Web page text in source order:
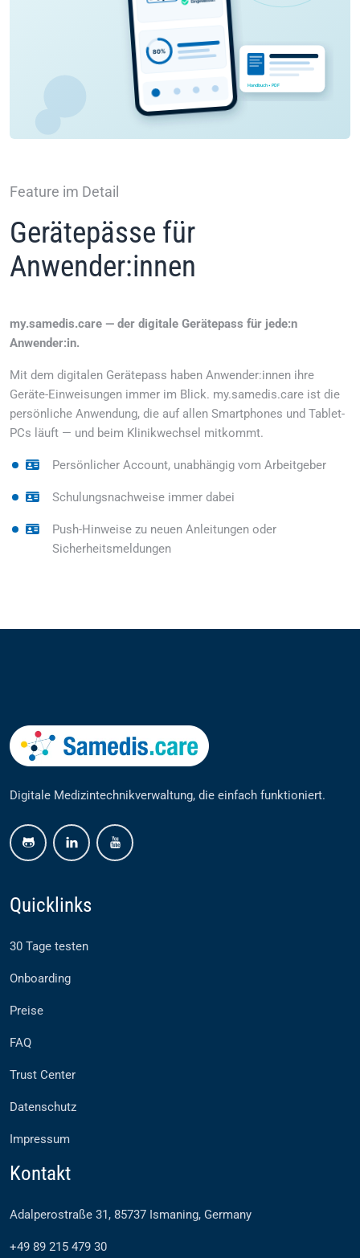
Feature im Detail
Gerätepässe für
Anwender:innen
my.samedis.care — der digitale Gerätepass für jede:n
Anwender:in.
Mit dem digitalen Gerätepass haben Anwender:innen ihre
Geräte-Einweisungen immer im Blick. my.samedis.care ist die
persönliche Anwendung, die auf allen Smartphones und Tablet-
PCs läuft — und beim Klinikwechsel mitkommt.
Persönlicher Account, unabhängig vom Arbeitgeber
Schulungsnachweise immer dabei
Push-Hinweise zu neuen Anleitungen oder
Sicherheitsmeldungen
Digitale Medizintechnikverwaltung, die einfach funktioniert.
Quicklinks
30 Tage testen
Onboarding
Preise
FAQ
Trust Center
Datenschutz
Impressum
Kontakt
Adalperostraße 31, 85737 Ismaning, Germany
+49 89 215 479 30